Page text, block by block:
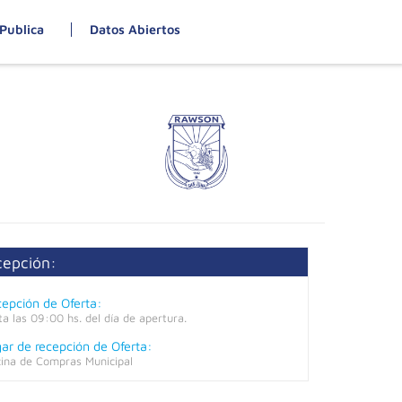
Datos Abiertos
de Oferta:
las 09:00 hs. del día de apertura.
de recepción de Oferta:
de Compras Municipal